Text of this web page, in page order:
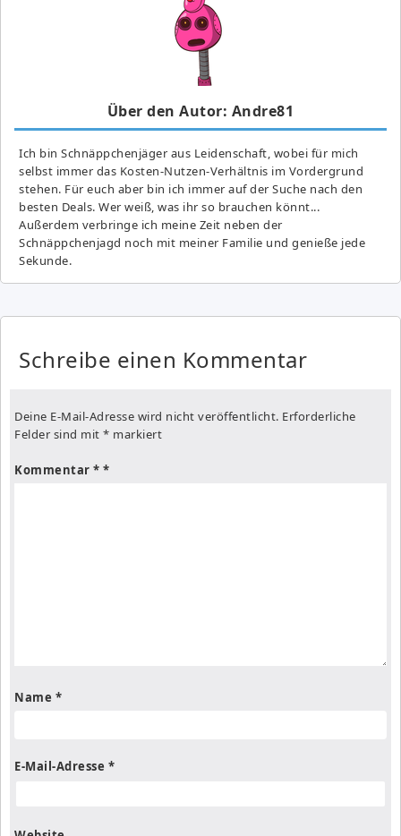
Über den Autor: Andre81
Ich bin Schnäppchenjäger aus Leidenschaft, wobei für mich
selbst immer das Kosten-Nutzen-Verhältnis im Vordergrund
stehen. Für euch aber bin ich immer auf der Suche nach den
besten Deals. Wer weiß, was ihr so brauchen könnt...
Außerdem verbringe ich meine Zeit neben der
Schnäppchenjagd noch mit meiner Familie und genieße jede
Sekunde.
Schreibe einen Kommentar
Deine E-Mail-Adresse wird nicht veröffentlicht. Erforderliche
Felder sind mit * markiert
Kommentar *
Name *
E-Mail-Adresse *